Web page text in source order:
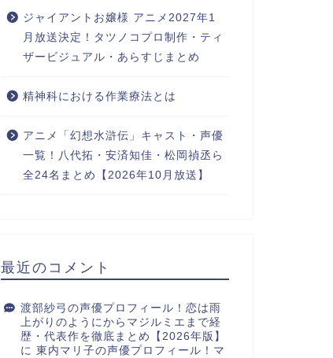
ジャイアントお嬢様 アニメ2027年1
月放送決定！タツノコプロ制作・ティ
ザービジュアル・あらすじまとめ
精神科における作業療法とは
アニメ「幻想水滸伝」キャスト・声優
一覧！八代拓・安済知佳・松岡禎丞ら
全24名まとめ【2026年10月放送】
最近のコメント
渡部紗弓の声優プロフィール！恋は雨
上がりのようにからマジルミエまで経
歴・代表作を徹底まとめ【2026年版】
に 東内マリ子の声優プロフィール！マ